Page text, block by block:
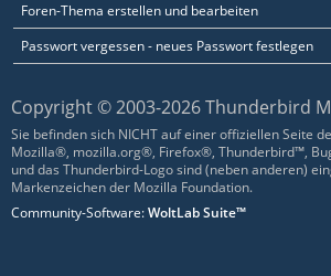
Foren-Thema erstellen und bearbeiten
Passwort vergessen - neues Passwort festlegen
Copyright © 2003-2026 Thunderbird
Sie befinden sich NICHT auf einer offiziellen Seite
Mozilla®, mozilla.org®, Firefox®, Thunderbird™,
und das Thunderbird-Logo sind (neben anderen)
Markenzeichen der Mozilla Foundation.
Community-Software:WoltLab Suite™